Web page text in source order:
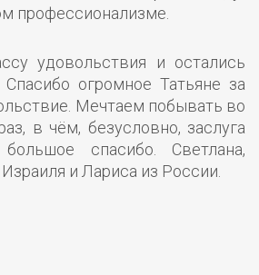
профессионализме.
удовольствия и остались
огромное Татьяне за
Мечтаем побывать во
в чём, безусловно, заслуга
спасибо. Светлана,
и Лариса из России.